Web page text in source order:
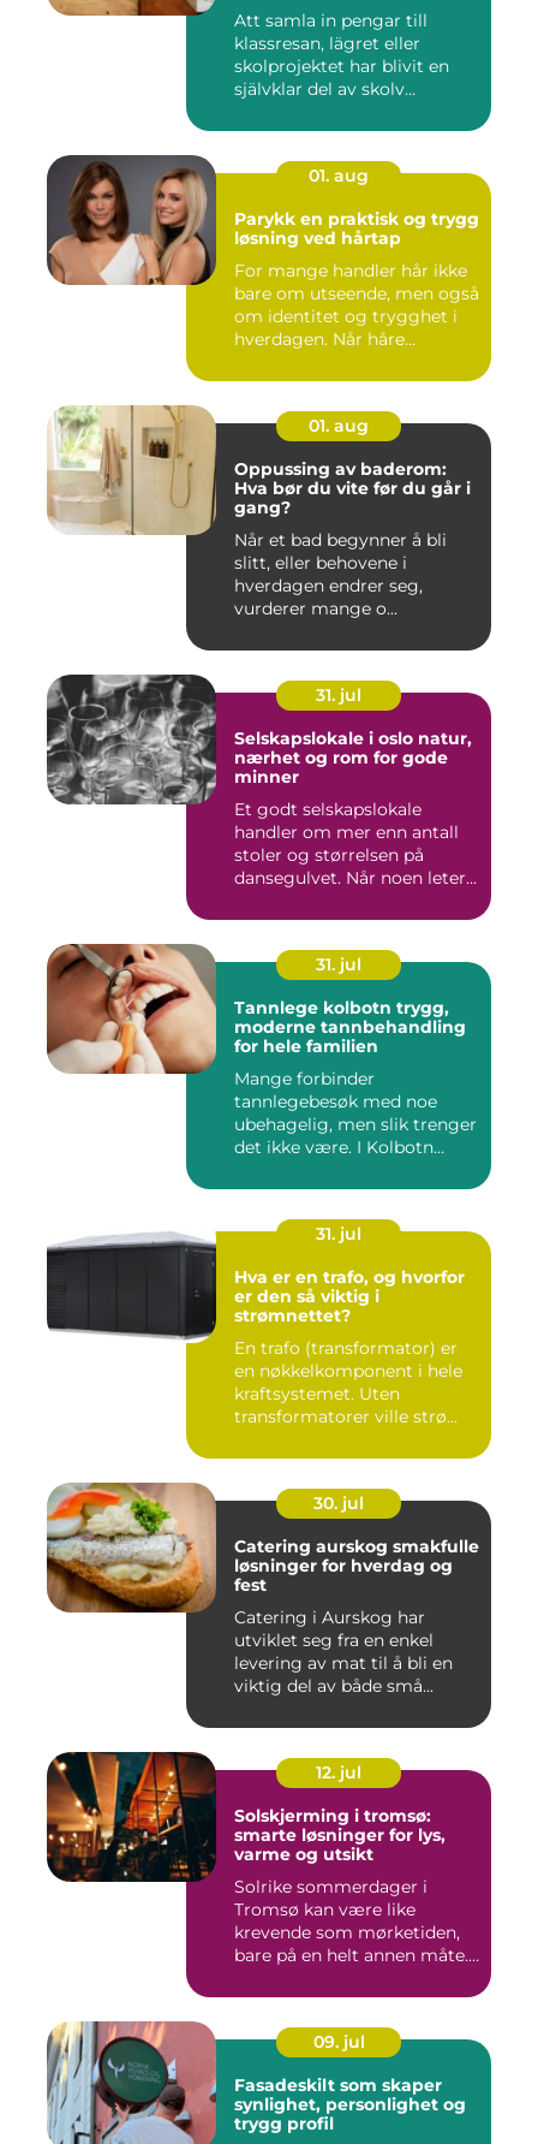
Att samla in pengar till
klassresan, lägret eller
skolprojektet har blivit en
självklar del av skolv...
01. aug
Parykk en praktisk og trygg
løsning ved hårtap
For mange handler hår ikke
bare om utseende, men også
om identitet og trygghet i
hverdagen. Når håre...
01. aug
Oppussing av baderom:
Hva bør du vite før du går i
gang?
Når et bad begynner å bli
slitt, eller behovene i
hverdagen endrer seg,
vurderer mange o...
31. jul
Selskapslokale i oslo natur,
nærhet og rom for gode
minner
Et godt selskapslokale
handler om mer enn antall
stoler og størrelsen på
dansegulvet. Når noen leter...
31. jul
Tannlege kolbotn trygg,
moderne tannbehandling
for hele familien
Mange forbinder
tannlegebesøk med noe
ubehagelig, men slik trenger
det ikke være. I Kolbotn
31. jul
Hva er en trafo, og hvorfor
er den så viktig i
strømnettet?
En trafo (transformator) er
en nøkkelkomponent i hele
kraftsystemet. Uten
transformatorer ville strø...
30. jul
Catering aurskog smakfulle
løsninger for hverdag og
fest
Catering i Aurskog har
utviklet seg fra en enkel
levering av mat til å bli en
viktig del av både små...
12. jul
Solskjerming i tromsø:
smarte løsninger for lys,
varme og utsikt
Solrike sommerdager i
Tromsø kan være like
krevende som mørketiden,
bare på en helt annen måte.
09. jul
Fasadeskilt som skaper
synlighet, personlighet og
trygg profil